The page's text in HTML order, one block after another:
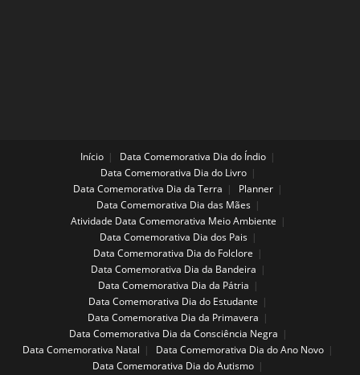
Início
Data Comemorativa Dia do Índio
Data Comemorativa Dia do Livro
Data Comemorativa Dia da Terra
Planner
Data Comemorativa Dia das Mães
Atividade Data Comemorativa Meio Ambiente
Data Comemorativa Dia dos Pais
Data Comemorativa Dia do Folclore
Data Comemorativa Dia da Bandeira
Data Comemorativa Dia da Pátria
Data Comemorativa Dia do Estudante
Data Comemorativa Dia da Primavera
Data Comemorativa Dia da Consciência Negra
Data Comemorativa Natal
Data Comemorativa Dia do Ano Novo
Data Comemorativa Dia do Autismo